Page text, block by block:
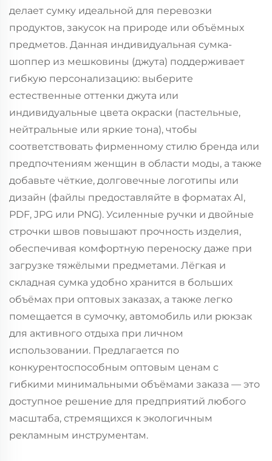
делает сумку идеальной для перевозки
продуктов, закусок на природе или объёмных
предметов. Данная индивидуальная сумка-
шоппер из мешковины (джута) поддерживает
гибкую персонализацию: выберите
естественные оттенки джута или
индивидуальные цвета окраски (пастельные,
нейтральные или яркие тона), чтобы
соответствовать фирменному стилю бренда или
предпочтениям женщин в области моды, а также
добавьте чёткие, долговечные логотипы или
дизайн (файлы предоставляйте в форматах AI,
PDF, JPG или PNG). Усиленные ручки и двойные
строчки швов повышают прочность изделия,
обеспечивая комфортную переноску даже при
загрузке тяжёлыми предметами. Лёгкая и
складная сумка удобно хранится в больших
объёмах при оптовых заказах, а также легко
помещается в сумочку, автомобиль или рюкзак
для активного отдыха при личном
использовании. Предлагается по
конкурентоспособным оптовым ценам с
гибкими минимальными объёмами заказа — это
доступное решение для предприятий любого
масштаба, стремящихся к экологичным
рекламным инструментам.